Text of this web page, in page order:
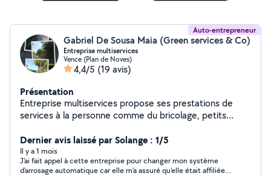
Auto-entrepreneur
Gabriel De Sousa Maia (Green services & Co)
Entreprise multiservices
Vence (Plan de Noves)
4,4/5 (19 avis)
Présentation
Entreprise multiservices propose ses prestations de
services à la personne comme du bricolage, petits
service de ménage particuliers et locations saisonnières.
Dernier avis laissé par Solange : 1/5
Il y a 1 mois
J'ai fait appel à cette entreprise pour changer mon système
d'arrosage automatique car elle m'a assuré qu'elle était affiliée